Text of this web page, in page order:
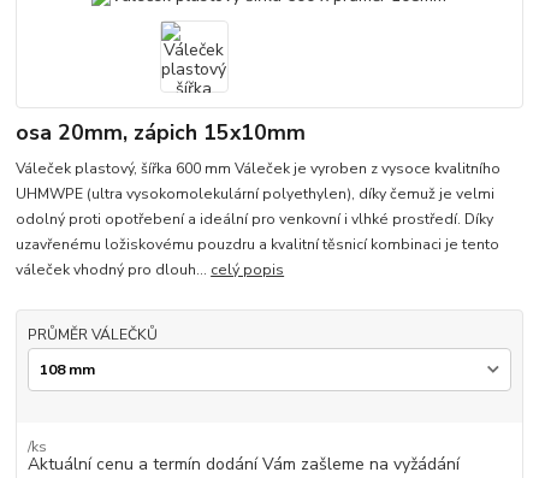
osa 20mm, zápich 15x10mm
Váleček plastový, šířka 600 mm Váleček je vyroben z vysoce kvalitního
UHMWPE (ultra vysokomolekulární polyethylen), díky čemuž je velmi
odolný proti opotřebení a ideální pro venkovní i vlhké prostředí. Díky
uzavřenému ložiskovému pouzdru a kvalitní těsnicí kombinaci je tento
váleček vhodný pro dlouh... celý popis
PRŮMĚR VÁLEČKŮ
/ks
Aktuální cenu a termín dodání Vám zašleme na vyžádání